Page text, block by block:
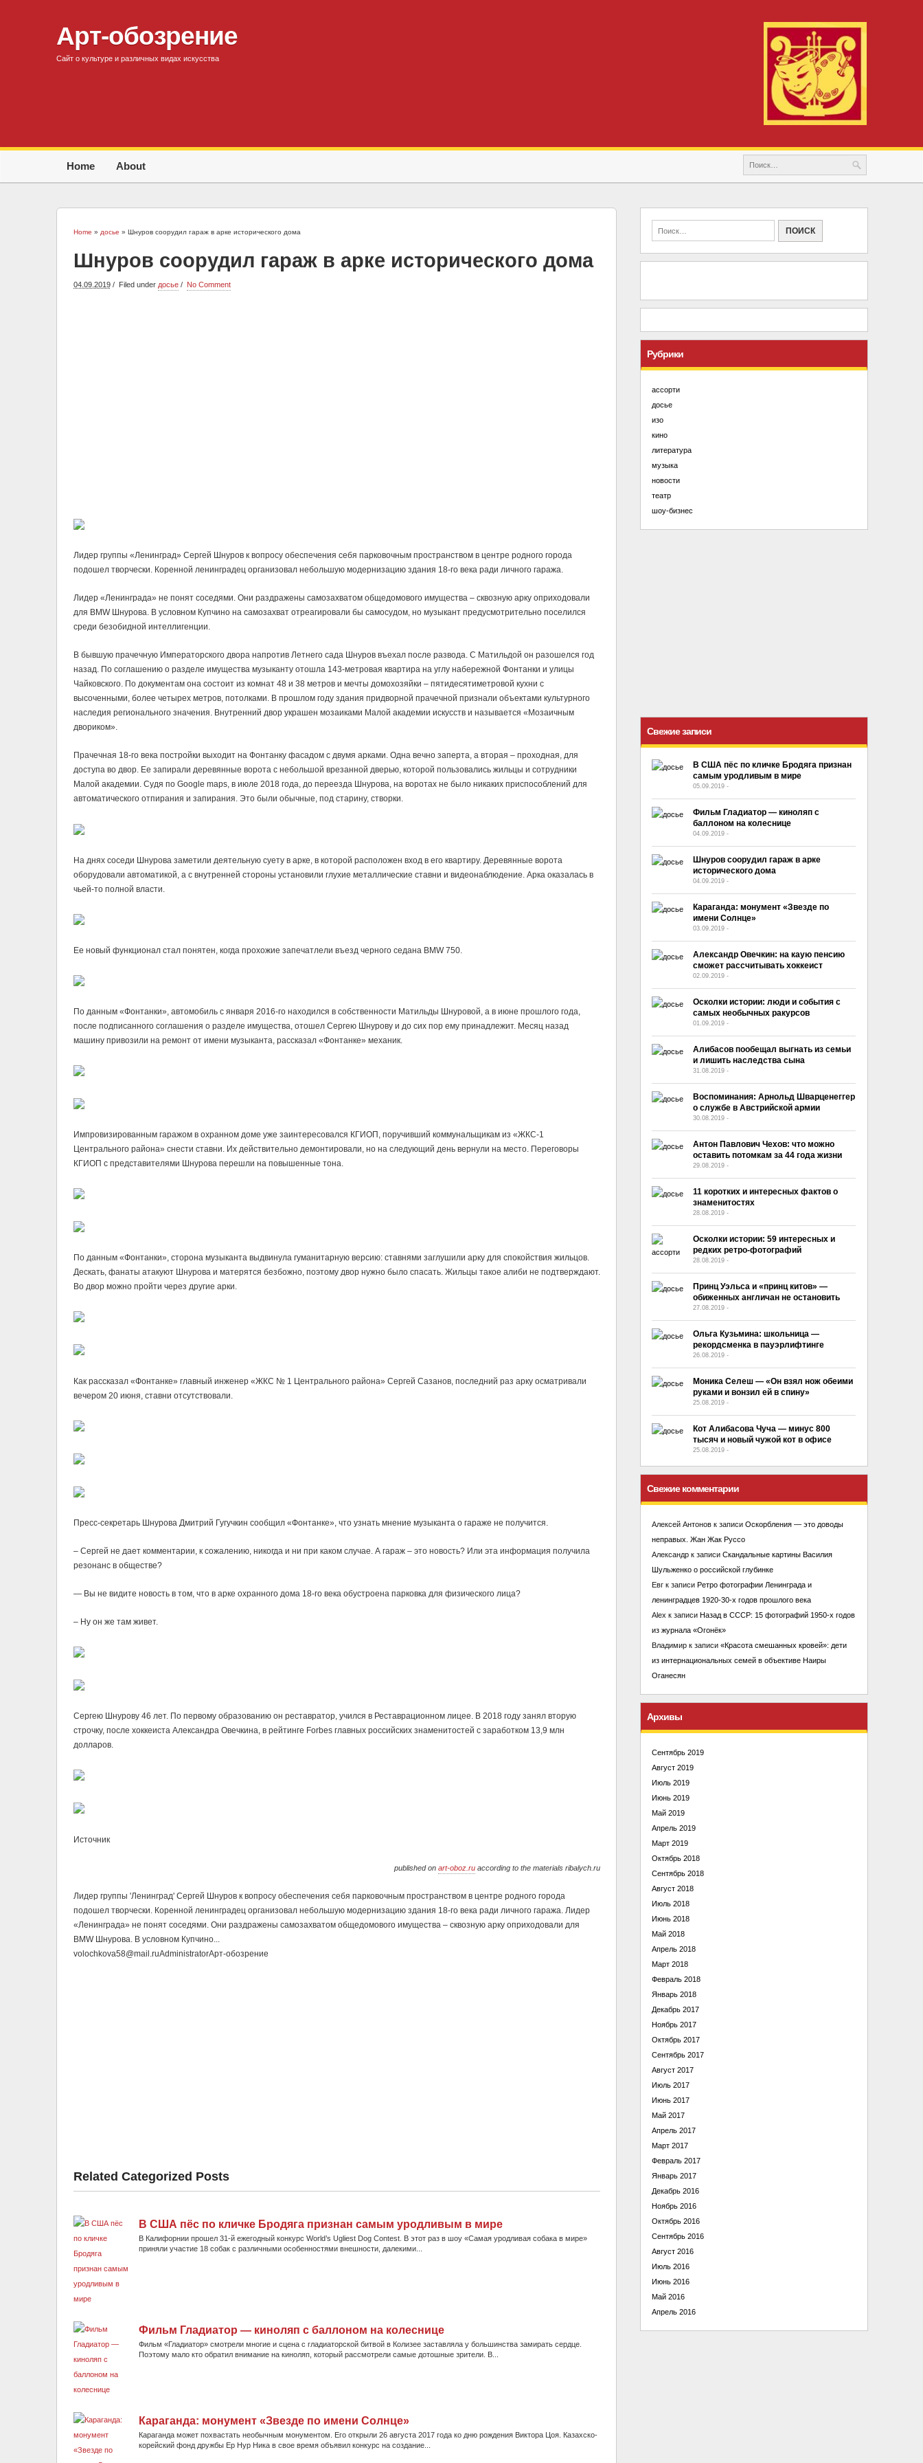
Арт-обозрение
Сайт о культуре и различных видах искусства
Home About
Home » досье » Шнуров соорудил гараж в арке исторического дома
Шнуров соорудил гараж в арке исторического дома
04.09.2019 Filed under досье No Comment
Лидер группы «Ленинград» Сергей Шнуров к вопросу обеспечения себя парковочным пространством в центре родного города
подошел творчески. Коренной ленинградец организовал небольшую модернизацию здания 18-го века ради личного гаража.
Лидер «Ленинграда» не понят соседями. Они раздражены самозахватом общедомового имущества – сквозную арку оприходовали
для BMW Шнурова. В условном Купчино на самозахват отреагировали бы самосудом, но музыкант предусмотрительно поселился
среди безобидной интеллигенции.
В бывшую прачечную Императорского двора напротив Летнего сада Шнуров въехал после развода. С Матильдой он разошелся год
назад. По соглашению о разделе имущества музыканту отошла 143-метровая квартира на углу набережной Фонтанки и улицы
Чайковского. По документам она состоит из комнат 48 и 38 метров и мечты домохозяйки – пятидесятиметровой кухни с
высоченными, более четырех метров, потолками. В прошлом году здания придворной прачечной признали объектами культурного
наследия регионального значения. Внутренний двор украшен мозаиками Малой академии искусств и называется «Мозаичным
двориком».
Прачечная 18-го века постройки выходит на Фонтанку фасадом с двумя арками. Одна вечно заперта, а вторая – проходная, для
доступа во двор. Ее запирали деревянные ворота с небольшой врезанной дверью, которой пользовались жильцы и сотрудники
Малой академии. Судя по Google maps, в июле 2018 года, до переезда Шнурова, на воротах не было никаких приспособлений для
автоматического отпирания и запирания. Это были обычные, под старину, створки.
На днях соседи Шнурова заметили деятельную суету в арке, в которой расположен вход в его квартиру. Деревянные ворота
оборудовали автоматикой, а с внутренней стороны установили глухие металлические ставни и видеонаблюдение. Арка оказалась в
чьей-то полной власти.
Ее новый функционал стал понятен, когда прохожие запечатлели въезд черного седана BMW 750.
По данным «Фонтанки», автомобиль с января 2016-го находился в собственности Матильды Шнуровой, а в июне прошлого года,
после подписанного соглашения о разделе имущества, отошел Сергею Шнурову и до сих пор ему принадлежит. Месяц назад
машину привозили на ремонт от имени музыканта, рассказал «Фонтанке» механик.
Импровизированным гаражом в охранном доме уже заинтересовался КГИОП, поручивший коммунальщикам из «ЖКС-1
Центрального района» снести ставни. Их действительно демонтировали, но на следующий день вернули на место. Переговоры
КГИОП с представителями Шнурова перешли на повышенные тона.
По данным «Фонтанки», сторона музыканта выдвинула гуманитарную версию: ставнями заглушили арку для спокойствия жильцов.
Дескать, фанаты атакуют Шнурова и матерятся безбожно, поэтому двор нужно было спасать. Жильцы такое алиби не подтверждают.
Во двор можно пройти через другие арки.
Как рассказал «Фонтанке» главный инженер «ЖКС № 1 Центрального района» Сергей Сазанов, последний раз арку осматривали
вечером 20 июня, ставни отсутствовали.
Пресс-секретарь Шнурова Дмитрий Гугучкин сообщил «Фонтанке», что узнать мнение музыканта о гараже не получится.
– Сергей не дает комментарии, к сожалению, никогда и ни при каком случае. А гараж – это новость? Или эта информация получила
резонанс в обществе?
— Вы не видите новость в том, что в арке охранного дома 18-го века обустроена парковка для физического лица?
– Ну он же там живет.
Сергею Шнурову 46 лет. По первому образованию он реставратор, учился в Реставрационном лицее. В 2018 году занял вторую
строчку, после хоккеиста Александра Овечкина, в рейтинге Forbes главных российских знаменитостей с заработком 13,9 млн
долларов.
Источник
published on art-oboz.ruaccording to the materials ribalych.ru
Лидер группы 'Ленинград' Сергей Шнуров к вопросу обеспечения себя парковочным пространством в центре родного города
подошел творчески. Коренной ленинградец организовал небольшую модернизацию здания 18-го века ради личного гаража. Лидер
«Ленинграда» не понят соседями. Они раздражены самозахватом общедомового имущества – сквозную арку оприходовали для
BMW Шнурова. В условном Купчино...
volochkova58@mail.ruAdministratorАрт-обозрение
Related Categorized Posts
В США пёс по кличке Бродяга признан самым уродливым в мире
В Калифорнии прошел 31-й ежегодный конкурс World’s Ugliest Dog Contest. В этот раз в шоу «Самая уродливая собака в мире»
приняли участие 18 собак с различными особенностями внешности, далекими...
Фильм Гладиатор — киноляп с баллоном на колеснице
Фильм «Гладиатор» смотрели многие и сцена с гладиаторской битвой в Колизее заставляла у большинства замирать сердце.
Поэтому мало кто обратил внимание на киноляп, который рассмотрели самые дотошные зрители. В...
Караганда: монумент «Звезде по имени Солнце»
Караганда может похвастать необычным монументом. Его открыли 26 августа 2017 года ко дню рождения Виктора Цоя. Казахско-
корейский фонд дружбы Ер Нур Ника в свое время объявил конкурс на создание...
Рубрики
ассорти
досье
изо
кино
литература
музыка
новости
театр
шоу-бизнес
Свежие записи
В США пёс по кличке Бродяга признан
самым уродливым в мире
05.09.2019-
Фильм Гладиатор — киноляп с
баллоном на колеснице
04.09.2019-
Шнуров соорудил гараж в арке
исторического дома
04.09.2019-
Караганда: монумент «Звезде по
имени Солнце»
03.09.2019-
Александр Овечкин: на каую пенсию
сможет рассчитывать хоккеист
02.09.2019-
Осколки истории: люди и события с
самых необычных ракурсов
01.09.2019-
Алибасов пообещал выгнать из семьи
и лишить наследства сына
31.08.2019-
Воспоминания: Арнольд Шварценеггер
о службе в Австрийской армии
30.08.2019-
Антон Павлович Чехов: что можно
оставить потомкам за 44 года жизни
29.08.2019-
11 коротких и интересных фактов о
знаменитостях
28.08.2019-
Осколки истории: 59 интересных и
редких ретро-фотографий
28.08.2019-
Принц Уэльса и «принц китов» —
обиженных англичан не остановить
27.08.2019-
Ольга Кузьмина: школьница —
рекордсменка в пауэрлифтинге
26.08.2019-
Моника Селеш — «Он взял нож обеими
руками и вонзил ей в спину»
25.08.2019-
Кот Алибасова Чуча — минус 800
тысяч и новый чужой кот в офисе
25.08.2019-
Свежие комментарии
Алексей Антонов к записиОскорбления — это доводы
неправых. Жан Жак Руссо
Александр к записиСкандальные картины Василия
Шульженко о российской глубинке
Евг к записиРетро фотографии Ленинграда и
ленинградцев 1920-30-х годов прошлого века
Alex к записиНазад в СССР: 15 фотографий 1950-х годов
из журнала «Огонёк»
Владимир к записи«Красота смешанных кровей»: дети
из интернациональных семей в объективе Наиры
Оганесян
Архивы
Сентябрь 2019
Август 2019
Июль 2019
Июнь 2019
Май 2019
Апрель 2019
Март 2019
Октябрь 2018
Сентябрь 2018
Август 2018
Июль 2018
Июнь 2018
Май 2018
Апрель 2018
Март 2018
Февраль 2018
Январь 2018
Декабрь 2017
Ноябрь 2017
Октябрь 2017
Сентябрь 2017
Август 2017
Июль 2017
Июнь 2017
Май 2017
Апрель 2017
Март 2017
Февраль 2017
Январь 2017
Декабрь 2016
Ноябрь 2016
Октябрь 2016
Сентябрь 2016
Август 2016
Июль 2016
Июнь 2016
Май 2016
Апрель 2016